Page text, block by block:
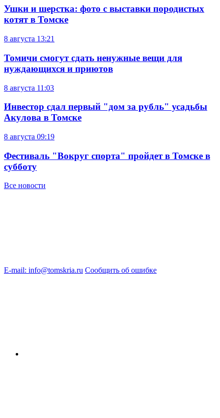
Ушки и шерстка: фото с выставки породистых
котят в Томске
8 августа 13:21
Томичи смогут сдать ненужные вещи для
нуждающихся и приютов
8 августа 11:03
Инвестор сдал первый "дом за рубль" усадьбы
Акулова в Томске
8 августа 09:19
Фестиваль "Вокруг спорта" пройдет в Томске в
субботу
Все новости
E-mail: info@tomskria.ru Сообщить об ошибке